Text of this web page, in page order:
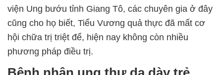
viện Ung bướu tỉnh Giang Tô, các chuyên gia ở đây
cũng cho họ biết, Tiểu Vương quả thực đã mất cơ
hội chữa trị triệt để, hiện nay không còn nhiều
phương pháp điều trị.